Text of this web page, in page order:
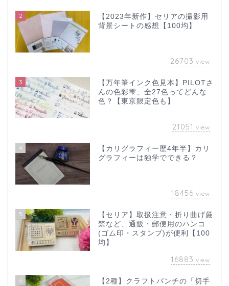
2
【2023年新作】セリアの撮影用
背景シートの感想【100均】
26703 view
3
【万年筆インク色見本】PILOTさ
んの色彩雫、全27色ってどんな
色？【東京限定色も】
21051 view
4
【カリグラフィー歴4年半】カリ
グラフィーは独学でできる？
18456 view
5
【セリア】取扱注意・折り曲げ厳
禁など、通販・郵便用のハンコ
(ゴム印・スタンプ)が便利【100
均】
16883 view
6
【2種】クラフトパンチの「切手